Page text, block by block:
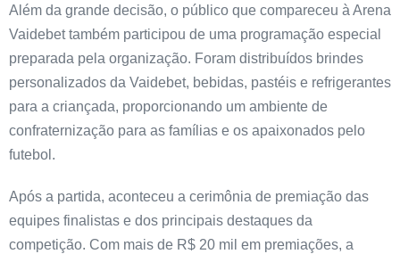
Além da grande decisão, o público que compareceu à Arena
Vaidebet também participou de uma programação especial
preparada pela organização. Foram distribuídos brindes
personalizados da Vaidebet, bebidas, pastéis e refrigerantes
para a criançada, proporcionando um ambiente de
confraternização para as famílias e os apaixonados pelo
futebol.
Após a partida, aconteceu a cerimônia de premiação das
equipes finalistas e dos principais destaques da
competição. Com mais de R$ 20 mil em premiações, a